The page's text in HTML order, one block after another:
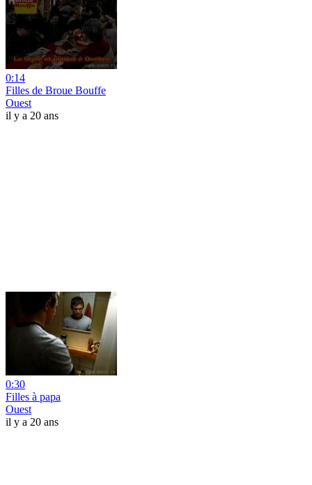
0:14
Filles de Broue Bouffe
Ouest
il y a 20 ans
0:30
Filles à papa
Ouest
il y a 20 ans